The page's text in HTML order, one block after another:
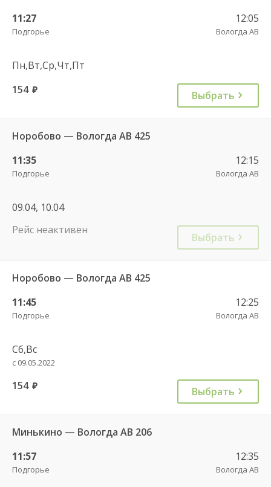
11:27
Подгорье
12:05
Вологда АВ
Пн,Вт,Ср,Чт,Пт
154 руб. Выбрать
Норобово — Вологда АВ 425
11:35
Подгорье
12:15
Вологда АВ
09.04, 10.04
Рейс неактивен
Выбрать
Норобово — Вологда АВ 425
11:45
Подгорье
12:25
Вологда АВ
Сб,Вс
с 09.05.2022
154 руб. Выбрать
Минькино — Вологда АВ 206
11:57
Подгорье
12:35
Вологда АВ